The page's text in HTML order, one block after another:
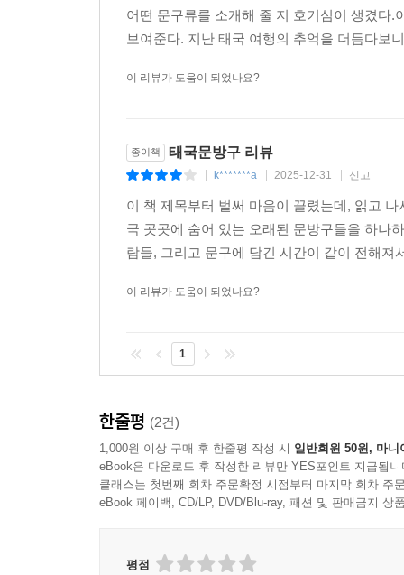
어떤 문구류를 소개해 줄 지 호기심이 생겼다
보여준다. 지난 태국 여행의 추억을 더듬다보
이 리뷰가 도움이 되었나요?
종이책 태국문방구 리뷰
k*******a 2025-12-31 신고
이 책 제목부터 벌써 마음이 끌렸는데, 읽고
국 곳곳에 숨어 있는 오래된 문방구들을 하나
람들, 그리고 문구에 담긴 시간이 같이 전해
이 리뷰가 도움이 되었나요?
1
한줄평 (2건)
1,000원 이상 구매 후 한줄평 작성 시 일반회원 50원, 마니
eBook은 다운로드 후 작성한 리뷰만 YES포인트 지급됩니
클래스는 첫번째 회차 주문확정 시점부터 마지막 회차 주
eBook 페이백, CD/LP, DVD/Blu-ray, 패션 및 판매금지 상
평점